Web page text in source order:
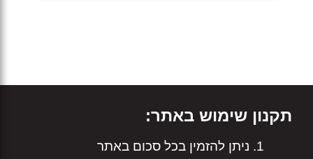
תקנון שימוש באתר:
ניתן להזמין בכל סכום באתר